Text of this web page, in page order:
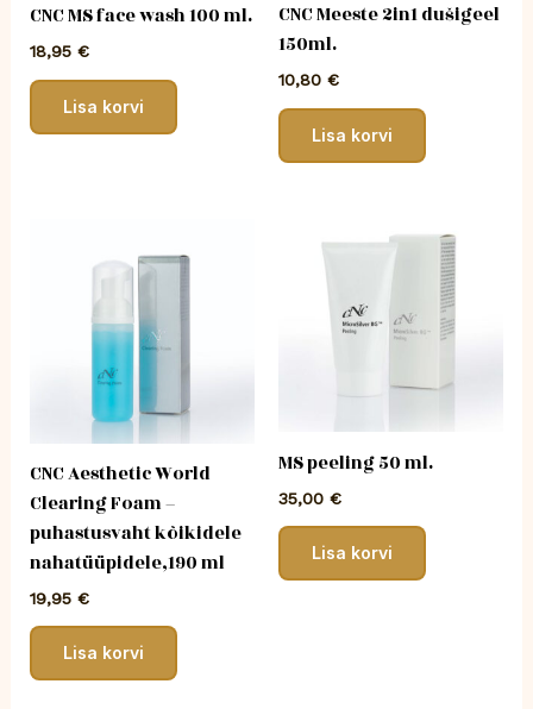
CNC MS face wash 100 ml.
18,95 €
Lisa korvi
CNC Meeste 2in1 dušigeel
150ml.
10,80 €
Lisa korvi
CNC Aesthetic World
Clearing Foam –
puhastusvaht kõikidele
nahatüüpidele,190 ml
19,95 €
Lisa korvi
MS peeling 50 ml.
35,00 €
Lisa korvi